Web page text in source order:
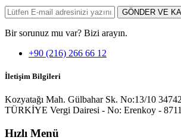
GÖNDER VE
Bir sorunuz mu var? Bizi arayın.
+90 (216) 266 66 12
İletişim Bilgileri
Kozyatağı Mah. Gülbahar Sk. No:13/10
TÜRKİYE Vergi Dairesi - No: Erenkoy -
Hızlı Menü